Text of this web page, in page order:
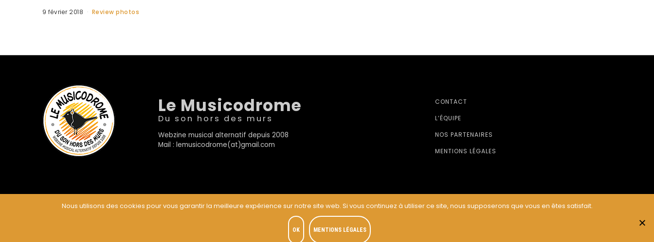
9 février 2018 Review photos
Le Musicodrome
Du son hors des murs
Webzine musical alternatif depuis 2008
Mail : lemusicodrome(at)gmail.com
CONTACT
L’ÉQUIPE
NOS PARTENAIRES
MENTIONS LÉGALES
Nous utilisons des cookies pour vous garantir la meilleure expérience sur notre site web. Si vous continuez à utiliser ce site, nous supposerons que vous en êtes satisfait.
OK MENTIONS LÉGALES